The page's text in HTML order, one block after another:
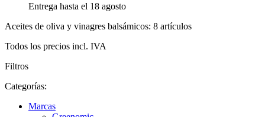
Entrega hasta el 18 agosto
Aceites de oliva y vinagres balsámicos: 8 artículos
Todos los precios incl. IVA
Filtros
Categorías:
Marcas